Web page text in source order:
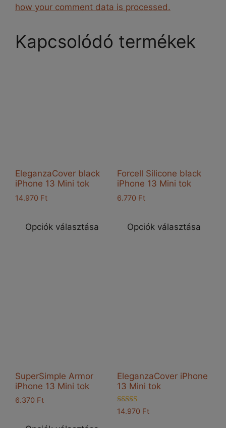
how your comment data is processed.
Kapcsolódó termékek
EleganzaCover black
iPhone 13 Mini tok
14.970 Ft
Opciók választása
Forcell Silicone black
iPhone 13 Mini tok
6.770 Ft
Opciók választása
SuperSimple Armor
iPhone 13 Mini tok
6.370 Ft
Ennek
EleganzaCover iPhone
13 Mini tok
Értékelés:
14.970 Ft